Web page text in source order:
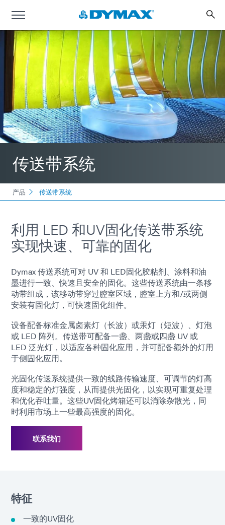
传送带系统
产品 传送带系统
利用 LED 和UV固化传送带系统
实现快速、可靠的固化
Dymax 传送系统可对 UV 和 LED固化胶粘剂、涂料和油
墨进行一致、快速且安全的固化。这些传送系统由一条移
动带组成，该移动带穿过腔室区域，腔室上方和/或两侧
安装有固化灯，可快速固化组件。
设备配备标准金属卤素灯（长波）或汞灯（短波）、灯泡
或 LED 阵列。传送带可配备一盏、两盏或四盏 UV 或
LED 泛光灯，以适应各种固化应用，并可配备额外的灯用
于侧固化应用。
光固化传送系统提供一致的线路传输速度、可调节的灯高
度和稳定的灯强度，从而提供光固化，以实现可重复处理
和优化吞吐量。这些UV固化烤箱还可以消除杂散光，同
时利用市场上一些最高强度的固化。
联系我们
特征
一致的UV固化